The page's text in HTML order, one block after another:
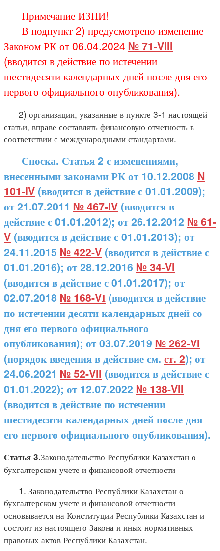
Примечание ИЗПИ!
В подпункт 2) предусмотрено изменение
Законом РК от 06.04.2024 № 71-VIII
(вводится в действие по истечении
шестидесяти календарных дней после дня его
первого официального опубликования).
2) организации, указанные в пункте 3-1 настоящей
статьи, вправе составлять финансовую отчетность в
соответствии с международными стандартами.
Сноска. Статья 2 с изменениями,
внесенными законами РК от 10.12.2008 N
101-IV (вводится в действие с 01.01.2009);
от 21.07.2011 № 467-IV (вводится в
действие с 01.01.2012); от 26.12.2012 № 61-
V (вводится в действие с 01.01.2013); от
24.11.2015 № 422-V (вводится в действие с
01.01.2016); от 28.12.2016 № 34-VI
(вводится в действие с 01.01.2017); от
02.07.2018 № 168-VІ (вводится в действие
по истечении десяти календарных дней со
дня его первого официального
опубликования); от 03.07.2019 № 262-VI
(порядок введения в действие см. ст. 2); от
24.06.2021 № 52-VII (вводится в действие с
01.01.2022); от 12.07.2022 № 138-VII
(вводится в действие по истечении
шестидесяти календарных дней после дня
его первого официального опубликования).
Статья 3.Законодательство Республики Казахстан о
бухгалтерском учете и финансовой отчетности
1. Законодательство Республики Казахстан о
бухгалтерском учете и финансовой отчетности
основывается на Конституции Республики Казахстан и
состоит из настоящего Закона и иных нормативных
правовых актов Республики Казахстан.